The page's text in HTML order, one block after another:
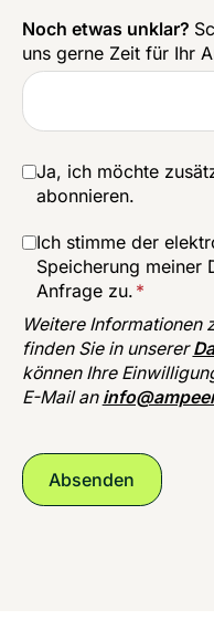
Noch etwas unklar?
uns gerne Zeit für Ihr
Ja, ich möchte
abonnieren.
Ich stimme der
Speicherung meiner
Anfrage zu. *
Weitere Informationen
finden Sie in unserer
können Ihre
E-Mail an